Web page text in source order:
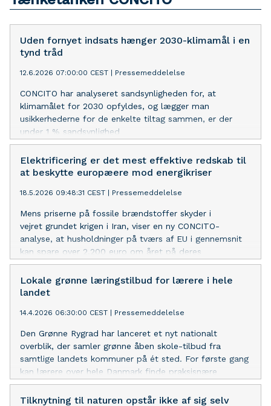
Uden fornyet indsats hænger 2030-klimamål i en
tynd tråd
12.6.2026 07:00:00 CEST Pressemeddelelse
CONCITO har analyseret sandsynligheden for, at
klimamålet for 2030 opfyldes, og lægger man
usikkerhederne for de enkelte tiltag sammen, er der
under 1 % sandsynlighed
for, at Danmark indfrier klimamålet.
Elektrificering er det mest effektive redskab til
at beskytte europæere mod energikriser
18.5.2026 09:48:31 CEST Pressemeddelelse
Mens priserne på fossile brændstoffer skyder i
vejret grundet krigen i Iran, viser en ny CONCITO-
analyse, at husholdninger på tværs af EU i gennemsnit
kan spare over 2.200 euro om året på deres
energiregninger ved at skifte til varmepumper og elbiler.
Lokale grønne læringstilbud for lærere i hele
landet
14.4.2026 06:30:00 CEST Pressemeddelelse
Den Grønne Rygrad har lanceret et nyt nationalt
overblik, der samler grønne åben skole-tilbud fra
samtlige landets kommuner på ét sted. For første gang
kan lærere over hele Danmark finde praksisnære
undervisningstilbud inden for klima, natur og
bæredygtighed, hvor de kan tage deres elever med ud i
Tilknytning til naturen opstår ikke af sig selv